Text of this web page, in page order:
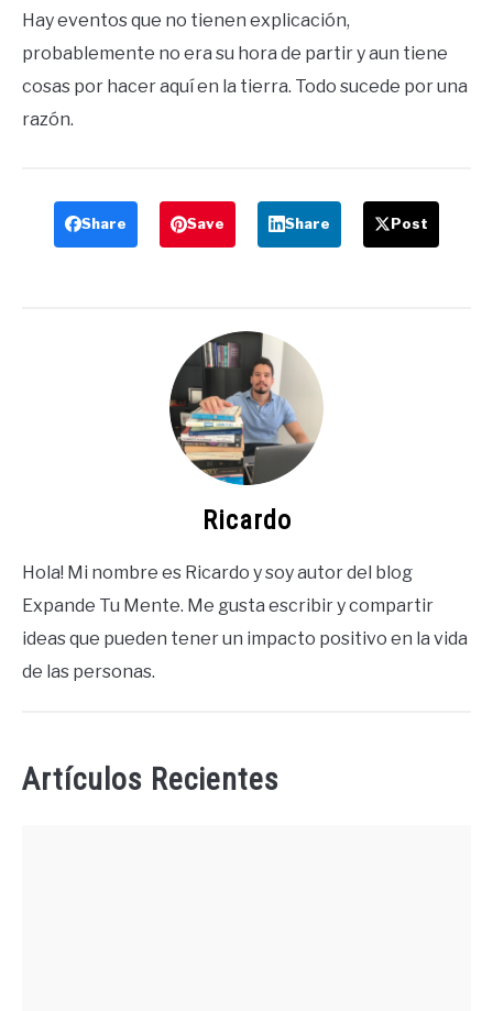
Hay eventos que no tienen explicación,
probablemente no era su hora de partir y aun tiene
cosas por hacer aquí en la tierra. Todo sucede por una
razón.
Share Save Share Post
Ricardo
Hola! Mi nombre es Ricardo y soy autor del blog
Expande Tu Mente. Me gusta escribir y compartir
ideas que pueden tener un impacto positivo en la vida
de las personas.
Artículos Recientes